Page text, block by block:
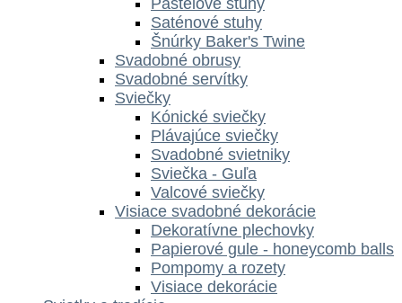
Saténové stuhy
Šnúrky Baker's Twine
Svadobné obrusy
Svadobné servítky
Sviečky
Kónické sviečky
Plávajúce sviečky
Svadobné svietniky
Sviečka - Guľa
Valcové sviečky
Visiace svadobné dekorácie
Dekoratívne plechovky
Papierové gule - honeycomb balls
Pompomy a rozety
Visiace dekorácie